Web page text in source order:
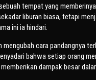
tempat yang
liburan biasa, tetapi
ini ia hindari.
cara pandangnya
bahwa setiap orang
dampak besar